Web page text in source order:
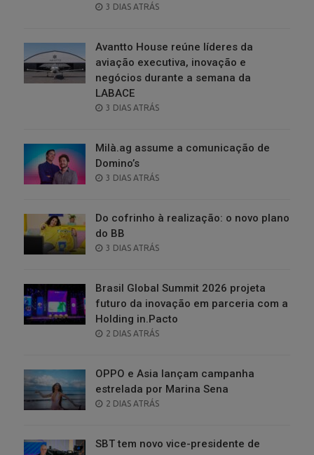
POSTED
3 DIAS ATRÁS
Avantto House reúne líderes da
aviação executiva, inovação e
negócios durante a semana da
LABACE
POSTED
3 DIAS ATRÁS
Milà.ag assume a comunicação de
Domino’s
POSTED
3 DIAS ATRÁS
Do cofrinho à realização: o novo plano
do BB
POSTED
3 DIAS ATRÁS
Brasil Global Summit 2026 projeta
futuro da inovação em parceria com a
Holding in.Pacto
POSTED
2 DIAS ATRÁS
OPPO e Asia lançam campanha
estrelada por Marina Sena
POSTED
2 DIAS ATRÁS
SBT tem novo vice-presidente de